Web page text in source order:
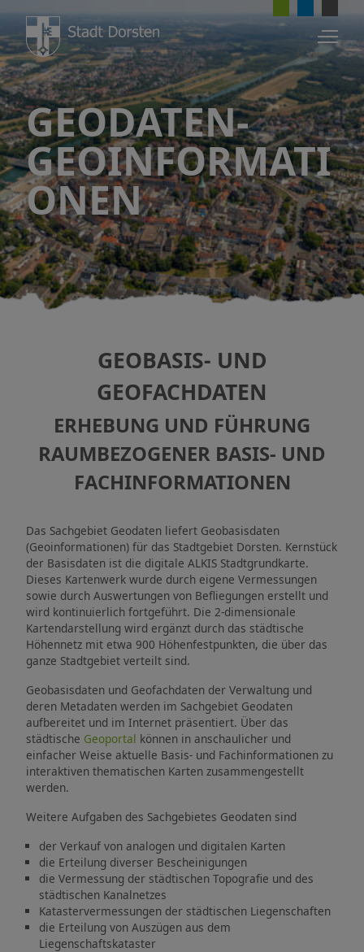
GEODATEN-
GEOINFORMATI
ONEN
GEOBASIS- UND
GEOFACHDATEN
ERHEBUNG UND FÜHRUNG
RAUMBEZOGENER BASIS- UND
FACHINFORMATIONEN
Das Sachgebiet Geodaten liefert Geobasisdaten
(Geoinformationen) für das Stadtgebiet Dorsten. Kernstück
der Basisdaten ist die digitale ALKIS Stadtgrundkarte.
Dieses Kartenwerk wurde durch eigene Vermessungen
sowie durch Auswertungen von Befliegungen erstellt und
wird kontinuierlich fortgeführt. Die 2-dimensionale
Kartendarstellung wird ergänzt durch das städtische
Höhennetz mit etwa 900 Höhenfestpunkten, die über das
ganze Stadtgebiet verteilt sind.
Geobasisdaten und Geofachdaten der Verwaltung und
deren Metadaten werden im Sachgebiet Geodaten
aufbereitet und im Internet präsentiert. Über das
städtische Geoportal können in anschaulicher und
einfacher Weise aktuelle Basis- und Fachinformationen zu
interaktiven thematischen Karten zusammengestellt
werden.
Weitere Aufgaben des Sachgebietes Geodaten sind
der Verkauf von analogen und digitalen Karten
die Erteilung diverser Bescheinigungen
die Vermessung der städtischen Topografie und des
städtischen Kanalnetzes
Katastervermessungen der städtischen Liegenschaften
die Erteilung von Auszügen aus dem
Liegenschaftskataster